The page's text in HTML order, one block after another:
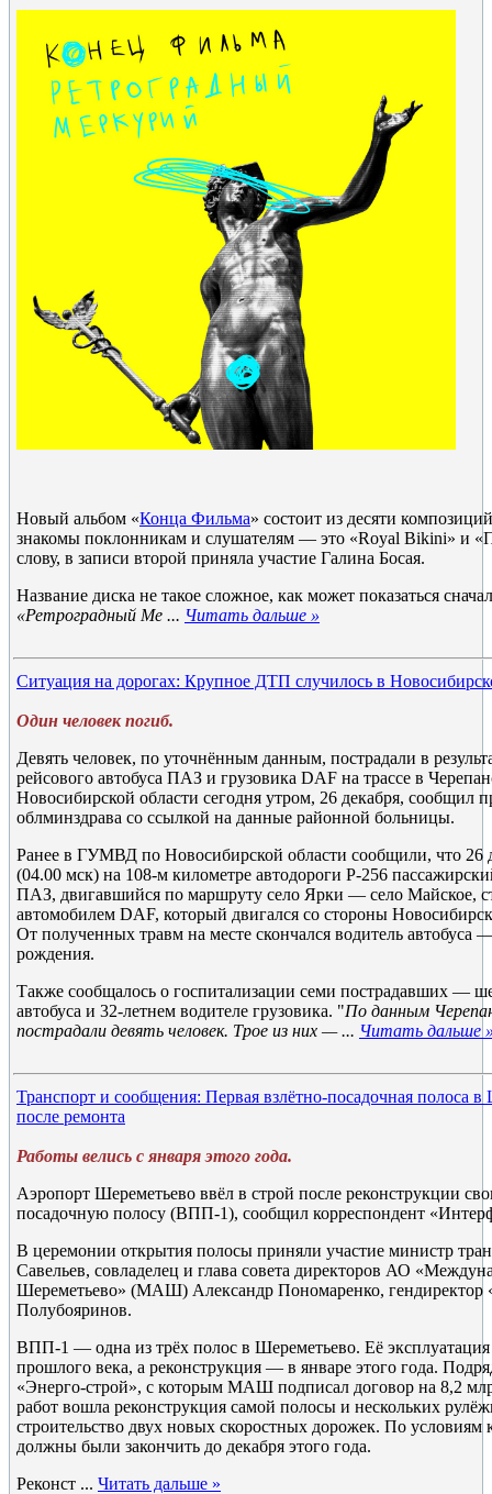
Новый альбом «Конца Фильма» состоит из десяти
знакомы поклонникам и слушателям — это «Royal Bikini» и
слову, в записи второй приняла участие Галина Босая.
Название диска не такое сложное, как может показаться
«Ретроградный Ме ... Читать дальше »
Ситуация на дорогах: Крупное ДТП случилось в
Один человек погиб.
Девять человек, по уточнённым данным, пострадали в
рейсового автобуса ПАЗ и грузовика DAF на трассе в
Новосибирской области сегодня утром, 26 декабря, сообщил
облминздрава со ссылкой на данные районной больницы.
Ранее в ГУМВД по Новосибирской области сообщили, что 26
(04.00 мск) на 108-м километре автодороги Р-256
ПАЗ, двигавшийся по маршруту село Ярки — село Майское,
автомобилем DAF, который двигался со стороны
От полученных травм на месте скончался водитель автобуса
рождения.
Также сообщалось о госпитализации семи пострадавших —
автобуса и 32-летнем водителе грузовика. "По данным
пострадали девять человек. Трое из них —... Читать дальше
Транспорт и сообщения: Первая взлётно-посадочная полоса в
после ремонта
Работы велись с января этого года.
Аэропорт Шереметьево ввёл в строй после реконструкции
посадочную полосу (ВПП-1), сообщил корреспондент
В церемонии открытия полосы приняли участие министр
Савельев, совладелец и глава совета директоров АО
Шереметьево» (МАШ) Александр Пономаренко, гендиректор
Полубояринов.
ВПП-1 — одна из трёх полос в Шереметьево. Её эксплуатация
прошлого века, а реконструкция — в январе этого года.
«Энерго-строй», с которым МАШ подписал договор на 8,2
работ вошла реконструкция самой полосы и нескольких
строительство двух новых скоростных дорожек. По условиям
должны были закончить до декабря этого года.
Реконст ... Читать дальше »